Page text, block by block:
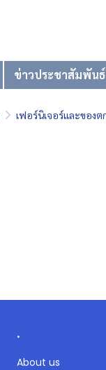
ข่าวประชาสัมพันธ์
เฟอร์นิเจอร์และของ
.
About us